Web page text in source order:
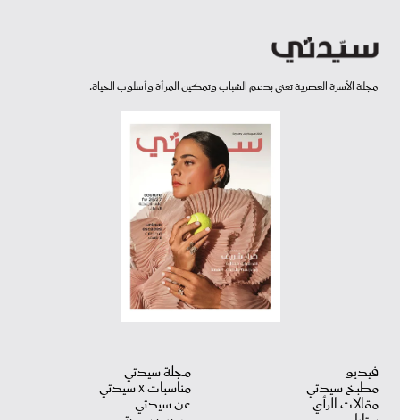
مجلة الأسرة العصرية تعنى بدعم الشباب وتمكين المرأة وأسلوب الحياة.
فيديو
مطبخ سيدتي
مقالات الرأي
مجلة سيدتي
مناسبات X سيدتي
عن سيدتي